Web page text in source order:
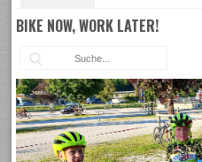
BIKE NOW, WORK LATER!